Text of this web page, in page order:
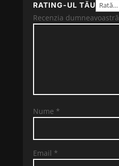
RATING-UL TĂU
Recenzia dumneavoastră
Nume *
Email *